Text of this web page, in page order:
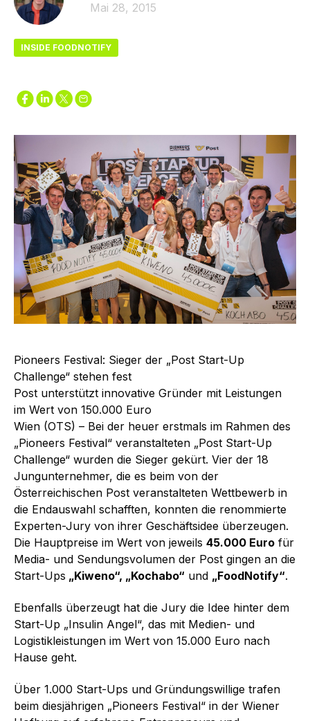
Mai 28, 2015
INSIDE FOODNOTIFY
Pioneers Festival: Sieger der „Post Start-Up
Challenge“ stehen fest
Post unterstützt innovative Gründer mit Leistungen
im Wert von 150.000 Euro
Wien (OTS) – Bei der heuer erstmals im Rahmen des
„Pioneers Festival“ veranstalteten „Post Start-Up
Challenge“ wurden die Sieger gekürt. Vier der 18
Jungunternehmer, die es beim von der
Österreichischen Post veranstalteten Wettbewerb in
die Endauswahl schafften, konnten die renommierte
Experten-Jury von ihrer Geschäftsidee überzeugen.
Die Hauptpreise im Wert von jeweils 45.000 Euro für
Media- und Sendungsvolumen der Post gingen an die
Start-Ups „Kiweno“, „Kochabo“ und „FoodNotify“.
Ebenfalls überzeugt hat die Jury die Idee hinter dem
Start-Up „Insulin Angel“, das mit Medien- und
Logistikleistungen im Wert von 15.000 Euro nach
Hause geht.
Über 1.000 Start-Ups und Gründungswillige trafen
beim diesjährigen „Pioneers Festival“ in der Wiener